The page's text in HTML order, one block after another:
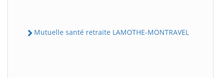
Mutuelle santé retraite LAMOTHE-MONTRAVEL